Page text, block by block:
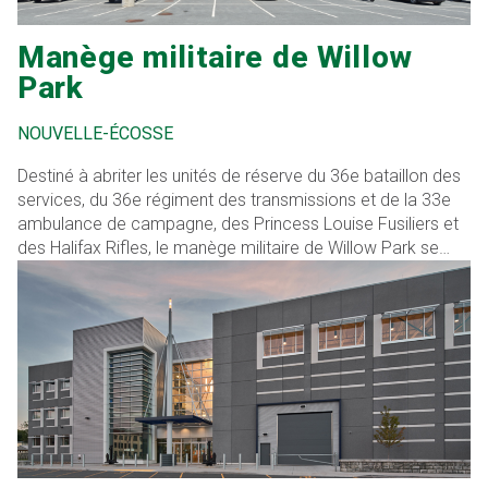
Manège militaire de Willow
Park
NOUVELLE-ÉCOSSE
Destiné à abriter les unités de réserve du 36e bataillon des
services, du 36e régiment des transmissions et de la 33e
ambulance de campagne, des Princess Louise Fusiliers et
des Halifax Rifles, le manège militaire de Willow Park se
compose d'un large éventail d'espaces, dont une salle
d'exercices, des salles de classe, des bureaux, des aires
d'entretien des véhicules, des simulateurs d'entraînement,
un entraîneur d'armes légères, un entrepôt d'armes et des
espaces de soutien connexes.